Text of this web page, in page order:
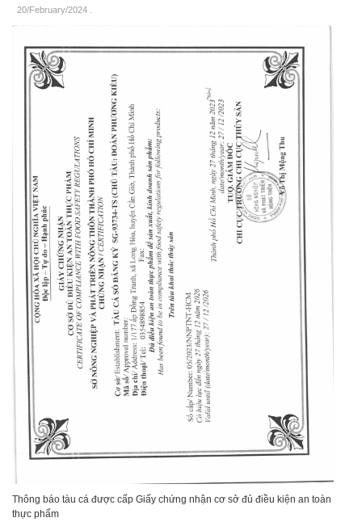
20/February/2024
Thông báo tàu cá được cấp Giấy chứng nhận cơ sở đủ điều kiện an toàn
thực phẩm